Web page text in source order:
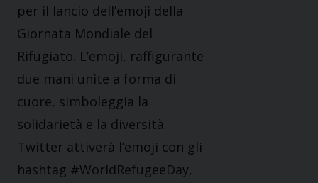
per il lancio dell’emoji della
Giornata Mondiale del
Rifugiato. L’emoji, raffigurante
due mani unite a forma di
cuore, simboleggia la
solidarietà e la diversità.
Twitter attiverà l’emoji con gli
hashtag #WorldRefugeeDay,